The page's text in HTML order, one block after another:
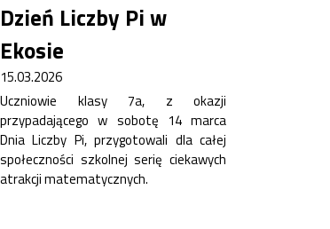
Dzień Liczby Pi w
Ekosie
15.03.2026
Uczniowie klasy 7a, z okazji
przypadającego w sobotę 14 marca
Dnia Liczby Pi, przygotowali dla całej
społeczności szkolnej serię ciekawych
atrakcji matematycznych.